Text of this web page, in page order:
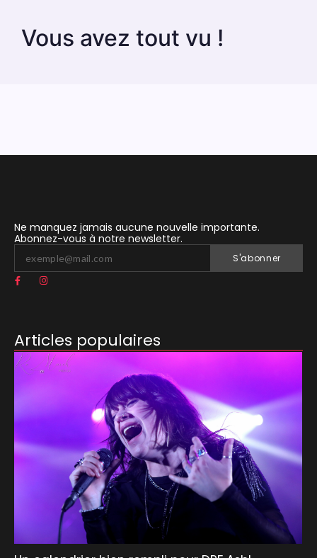
Vous avez tout vu !
Ne manquez jamais aucune nouvelle importante.
Abonnez-vous à notre newsletter.
S'abonner
Articles populaires